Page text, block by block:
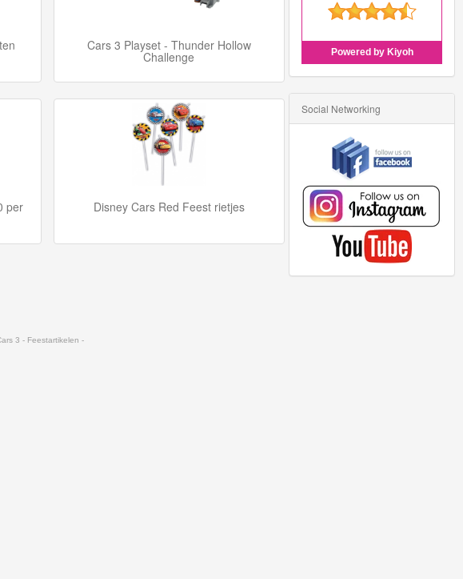
Cars 3 Playset - Thunder Hollow
Challenge
per Disney Cars Red Feest rietjes
3 - Feestartikelen -
Social Networking